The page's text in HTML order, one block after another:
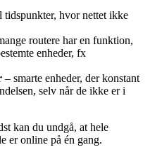
tidspunkter, hvor nettet ikke
routere har en funktion,
enheder, fx
– smarte enheder, der konstant
selv når de ikke er i
kan du undgå, at hele
er online på én gang.